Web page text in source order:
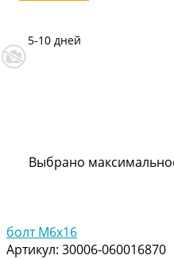
Выбрано
болт M6x16
Артикул: 30006-060016870
5-10 дней